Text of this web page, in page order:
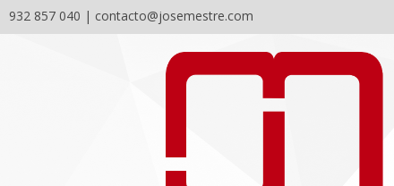
932 857 040 | contacto@josemestre.com